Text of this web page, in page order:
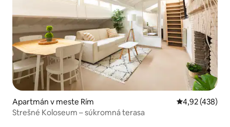
Apartmán v meste Rím Priemerné
4,92 (438)
Strešné Koloseum – súkromná terasa